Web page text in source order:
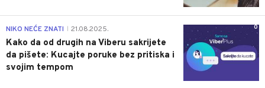
0
NIKO NEĆE ZNATI 21.08.2025.
Kako da od drugih na Viberu sakrijete
da pišete: Kucajte poruke bez pritiska i
svojim tempom